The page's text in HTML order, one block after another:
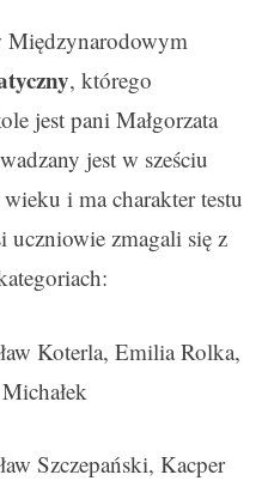
Międzynarodowym
, którego
jest pani Małgorzata
jest w sześciu
i ma charakter testu
zmagali się z
Koterla, Emilia Rolka,
Szczepański, Kacper